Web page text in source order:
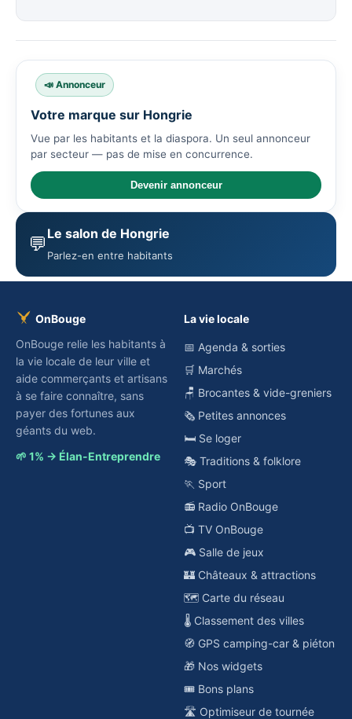
📣 Annonceur
Votre marque sur Hongrie
Vue par les habitants et la diaspora. Un seul annonceur
par secteur — pas de mise en concurrence.
Devenir annonceur
💬 Le salon de Hongrie
Parlez-en entre habitants
OnBouge
OnBouge relie les habitants à
la vie locale de leur ville et
aide commerçants et artisans
à se faire connaître, sans
payer des fortunes aux
géants du web.
🌱 1% → Élan-Entreprendre
La vie locale
📅 Agenda & sorties
🛒 Marchés
🪑 Brocantes & vide-greniers
🗞️ Petites annonces
🛏️ Se loger
🎭 Traditions & folklore
🏃 Sport
📻 Radio OnBouge
📺 TV OnBouge
🎮 Salle de jeux
🏰 Châteaux & attractions
🗺️ Carte du réseau
🌡️ Classement des villes
🧭 GPS camping-car & piéton
🎁 Nos widgets
🎟️ Bons plans
🛣️ Optimiseur de tournée